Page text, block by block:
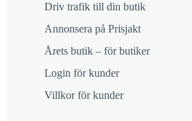
Driv trafik till din butik
Annonsera på Prisjakt
Årets butik – för butiker
Login för kunder
Villkor för kunder